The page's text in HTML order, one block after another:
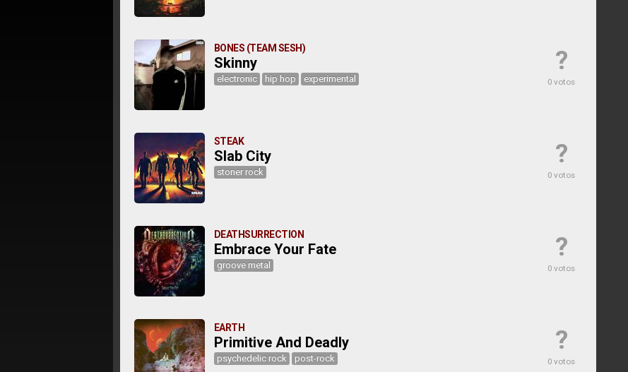
?
0 votos
BONES (TEAM SESH)
Skinny
electronic hip hop experimental
?
0 votos
STEAK
Slab City
stoner rock
?
0 votos
DEATHSURRECTION
Embrace Your Fate
groove metal
?
0 votos
EARTH
Primitive And Deadly
psychedelic rock post-rock